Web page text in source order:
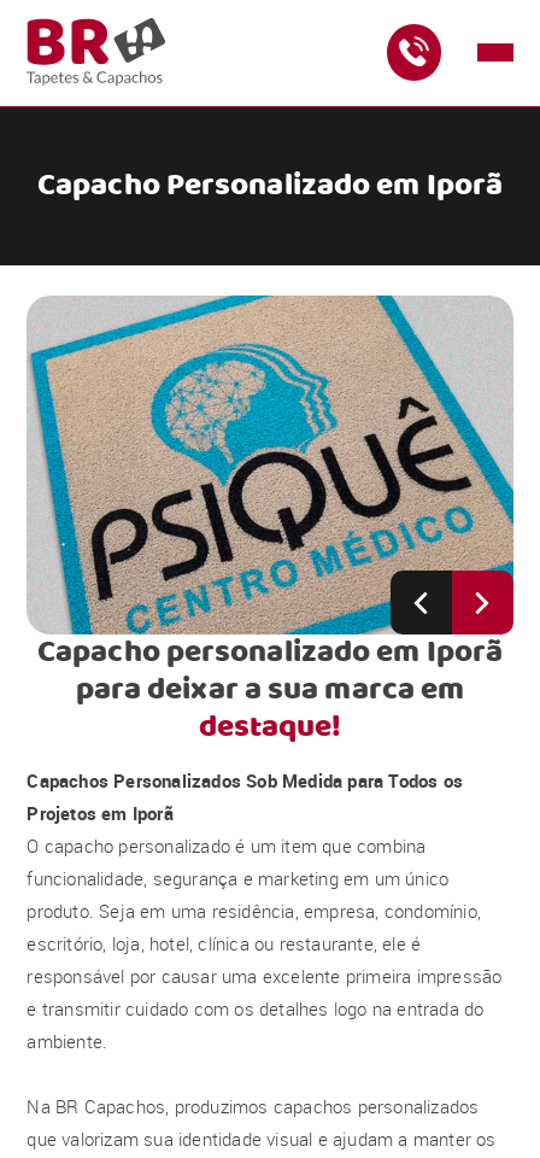
Capacho Personalizado em Iporã
Capacho personalizado em Iporã
para deixar a sua marca em
destaque!
Capachos Personalizados Sob Medida para Todos os
Projetos em Iporã
O capacho personalizado é um item que combina
funcionalidade, segurança e marketing em um único
produto. Seja em uma residência, empresa, condomínio,
escritório, loja, hotel, clínica ou restaurante, ele é
responsável por causar uma excelente primeira impressão
e transmitir cuidado com os detalhes logo na entrada do
ambiente.
Na BR Capachos, produzimos capachos personalizados
que valorizam sua identidade visual e ajudam a manter os